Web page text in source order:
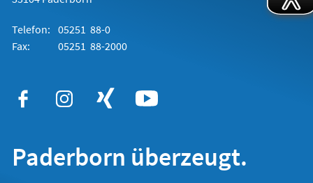
Telefon: 05251 88-0
Fax:
05251 88-2000
Paderborn überzeugt.